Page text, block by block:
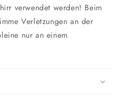
verwendet werden! Beim
Verletzungen an der
nur an einem